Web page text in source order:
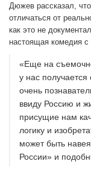
Дюжев рассказал,
отличаться от
как это не
настоящая комедия
«Еще на
у нас
очень
ввиду Россию и
присущие нам
логику и
может быть
России» и